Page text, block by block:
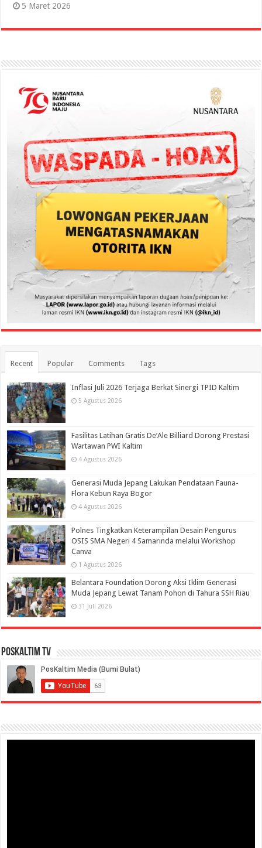
5 Maret 2026
Recent Popular Comments Tags
Inflasi Juli 2026 Terjaga Berkat Sinergi TPID Kaltim
5 Agustus 2026
Fasilitas Latihan Gratis De’Ale Billiard Dorong Prestasi
Wartawan PWI Kaltim
4 Agustus 2026
Generasi Muda Jepang Lakukan Pendataan Fauna-
Flora Kebun Raya Bogor
4 Agustus 2026
Polnes Tingkatkan Keterampilan Desain Pengurus
OSIS SMA Negeri 4 Samarinda melalui Workshop
Canva
1 Agustus 2026
Belantara Foundation Dorong Aksi Iklim Generasi
Muda Jepang Lewat Tanam Pohon di Tahura SSH Riau
31 Juli 2026
PosKaltim TV